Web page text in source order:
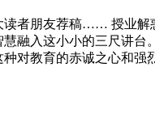
者朋友荐稿…… 授业解
融入这小小的三尺讲
对教育的赤诚之心和